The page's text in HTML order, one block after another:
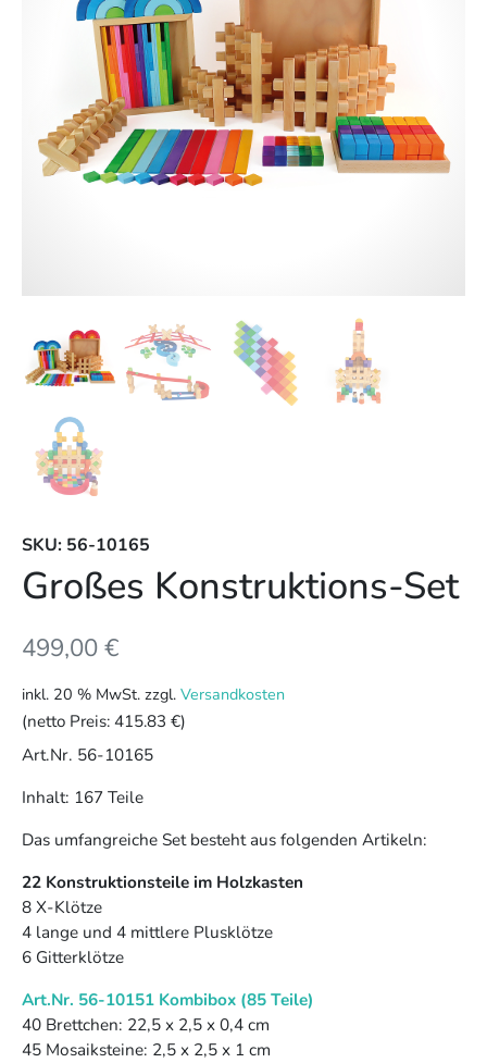
SKU: 56-10165
Großes Konstruktions-Set
499,00€
inkl. 20 % MwSt. zzgl. Versandkosten
(netto Preis: 415.83 €)
Art.Nr. 56-10165
Inhalt: 167 Teile
Das umfangreiche Set besteht aus folgenden Artikeln:
22 Konstruktionsteile im Holzkasten
8 X-Klötze
4 lange und 4 mittlere Plusklötze
6 Gitterklötze
Art.Nr. 56-10151 Kombibox (85 Teile)
40 Brettchen: 22,5 x 2,5 x 0,4 cm
45 Mosaiksteine: 2,5 x 2,5 x 1 cm